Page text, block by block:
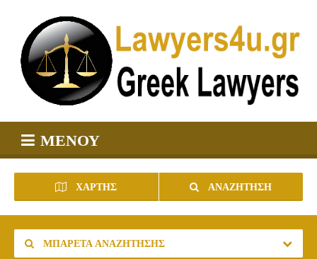
ΜΕΝΟΎ
ΧΆΡΤΗΣ ΑΝΑΖΉΤΗΣΗ
ΜΠΑΡΈΤΑ ΑΝΑΖΉΤΗΣΗΣ